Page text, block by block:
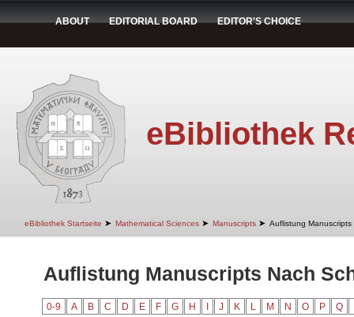
ABOUT EDITORIAL BOARD EDITOR'S CHOICE
eBibliothek
eBibliothek Startseite ➤ Mathematical Sciences ➤ Manuscripts ➤ Auflistung
Auflistung Manuscripts Nach
0-9 A B C D E F G H J K L M N O P Q